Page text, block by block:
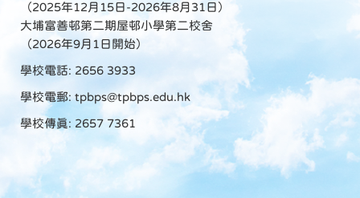
（2025年12月15日-2026年8月31日）
大埔富善邨第二期屋邨小學第二校舍
（2026年9月1日開始）
學校電話: 2656 3933
學校電郵: tpbps@tpbps.edu.hk
學校傳真: 2657 7361